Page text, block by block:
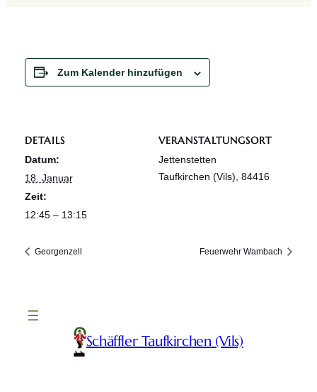
Zum Kalender hinzufügen
DETAILS
Datum:
18. Januar
Zeit:
12:45 – 13:15
VERANSTALTUNGSORT
Jettenstetten
Taufkirchen (Vils) 84416
Georgenzell Feuerwehr Wambach
Schäffler Taufkirchen (Vils)